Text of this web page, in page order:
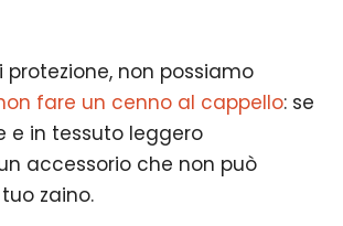
protezione, non possiamo
fare un cenno al cappello: se
e in tessuto leggero
accessorio che non può
zaino.